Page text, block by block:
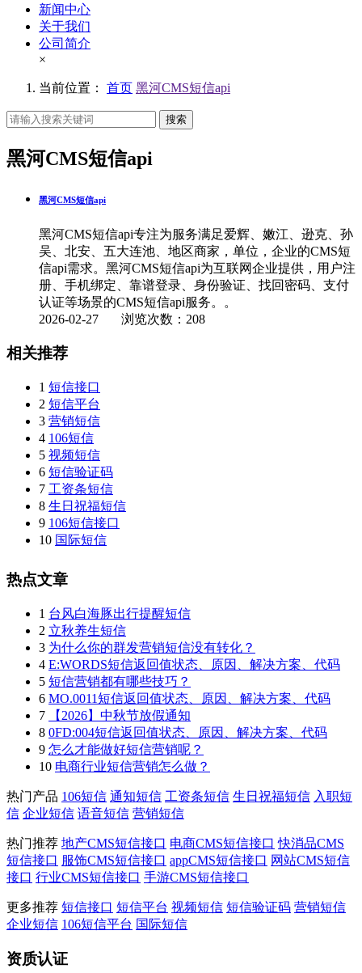
新闻中心
关于我们
公司简介
×
当前位置： 首页 黑河CMS短信api
搜索
黑河CMS短信api
黑河CMS短信api
黑河CMS短信api专注为服务满足爱辉、嫩江、逊克、孙
吴、北安、五大连池、地区商家，单位，企业的CMS短
信api需求。黑河CMS短信api为互联网企业提供，用户注
册、手机绑定、靠谱登录、身份验证、找回密码、支付
认证等场景的CMS短信api服务。。
2026-02-27 浏览次数：208
相关推荐
1 短信接口
2 短信平台
3 营销短信
4 106短信
5 视频短信
6 短信验证码
7 工资条短信
8 生日祝福短信
9 106短信接口
10 国际短信
热点文章
1 台风白海豚出行提醒短信
2 立秋养生短信
3 为什么你的群发营销短信没有转化？
4 E:WORDS短信返回值状态、原因、解决方案、代码
5 短信营销都有哪些技巧？
6 MO.0011短信返回值状态、原因、解决方案、代码
7
【2026】中秋节放假通知
8 0FD:004短信返回值状态、原因、解决方案、代码
9 怎么才能做好短信营销呢？
10 电商行业短信营销怎么做？
热门产品 106短信 通知短信 工资条短信 生日祝福短信 入职短
信 企业短信 语音短信 营销短信
热门推荐 地产CMS短信接口 电商CMS短信接口 快消品CMS
短信接口 服饰CMS短信接口 appCMS短信接口 网站CMS短信
接口 行业CMS短信接口 手游CMS短信接口
更多推荐 短信接口 短信平台 视频短信 短信验证码 营销短信
企业短信 106短信平台 国际短信
资质认证